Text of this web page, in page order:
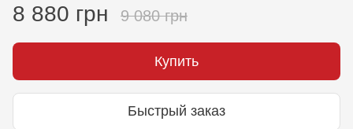
8 880 грн 9 080 грн
Купить
Быстрый заказ